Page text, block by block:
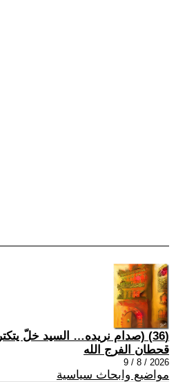
(36) (صدام نريده… السيد خلّ يتكتر)
قحطان الفرج الله
2026 / 8 / 9
مواضيع وابحاث سياسية